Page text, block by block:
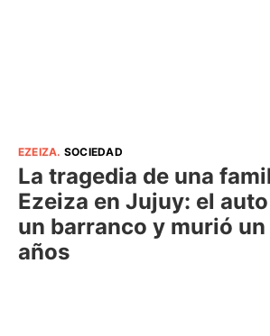
EZEIZA. SOCIEDAD
La tragedia de una
Ezeiza en Jujuy: el
un barranco y murió un
años